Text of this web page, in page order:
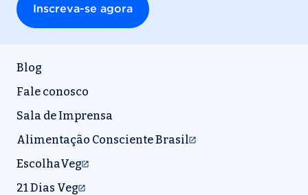
Blog
Fale conosco
Sala de Imprensa
Alimentação Consciente Brasil
EscolhaVeg
21 Dias Veg